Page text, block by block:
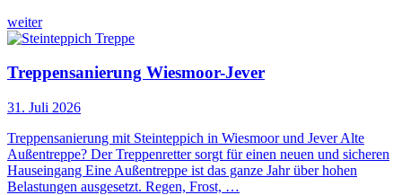
weiter
Treppensanierung Wiesmoor-Jever
31. Juli 2026
Treppensanierung mit Steinteppich in Wiesmoor und Jever Alte
Außentreppe? Der Treppenretter sorgt für einen neuen und sicheren
Hauseingang Eine Außentreppe ist das ganze Jahr über hohen
Belastungen ausgesetzt. Regen, Frost, …